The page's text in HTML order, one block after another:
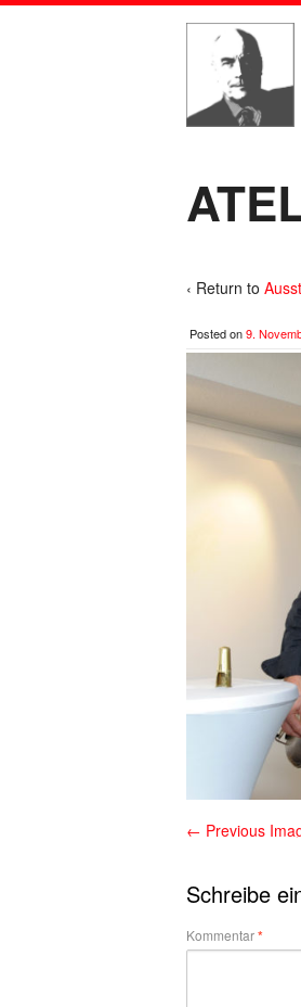
‹ Return to
Posted on9.
← Previous
Schreibe
Kommentar*